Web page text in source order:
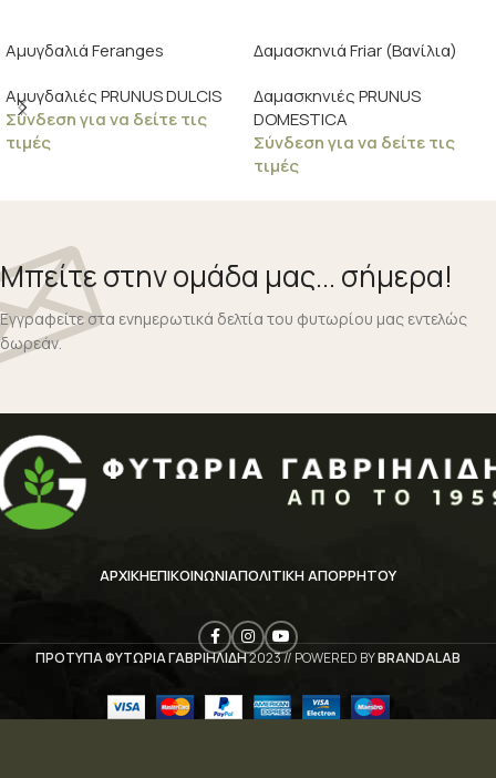
Αμυγδαλιά Feranges
Αμυγδαλιές PRUNUS DULCIS
Σύνδεση για να δείτε τις
τιμές
Δαμασκηνιά Friar (Βανίλια)
Δαμασκηνιές PRUNUS
DOMESTICA
Σύνδεση για να δείτε τις
τιμές
Μπείτε στην ομάδα μας... σήμερα!
Εγγραφείτε στα ενημερωτικά δελτία του φυτωρίου μας εντελώς
δωρεάν.
ΑΡΧΙΚΉΕΠΙΚΟΙΝΩΝΊΑΠΟΛΙΤΙΚΉ ΑΠΟΡΡΉΤΟΥ
ΠΡΟΤΥΠΑ ΦΥΤΩΡΙΑ ΓΑΒΡΙΗΛΙΔΗ2023 // POWERED BYBRANDALAB